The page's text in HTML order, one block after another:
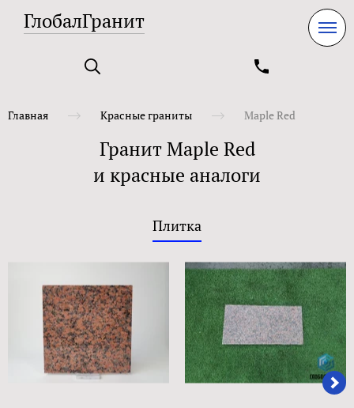
ГлобалГранит
Главная Красные граниты Maple Red
Гранит Maple Red
и красные аналоги
Плитка